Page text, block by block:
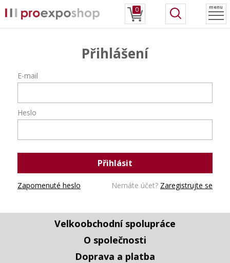
0 menu
Přihlášení
E-mail
Heslo
Přihlásit
Zapomenuté heslo Nemáte účet? Zaregistrujte se
Velkoobchodní spolupráce
O společnosti
Doprava a platba